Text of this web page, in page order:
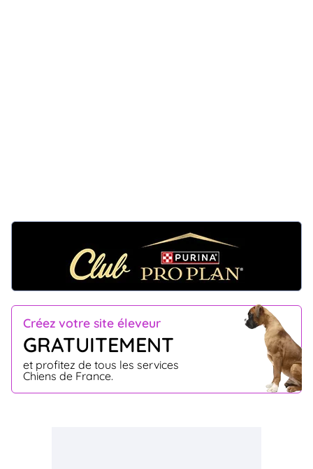
Créez votre site éleveur
GRATUITEMENT
et profitez de tous les services
Chiens de France.